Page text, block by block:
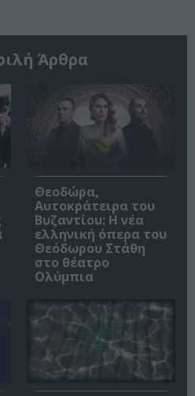
Άρθρα
Θεοδώρα,
Αυτοκράτειρα του
Βυζαντίου: Η νέα
ελληνική όπερα του
Θεόδωρου Στάθη
στο θέατρο
Ολύμπια